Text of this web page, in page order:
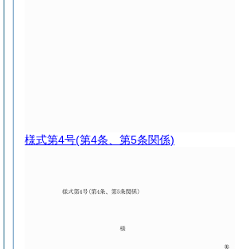
様式第4号(第4条、第5条関係)